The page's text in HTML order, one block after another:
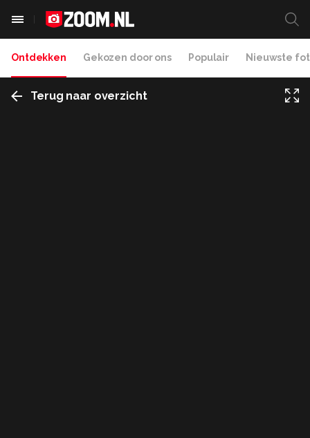
Ontdekken Gekozen door ons Populair Nieuwste
Terug naar overzicht